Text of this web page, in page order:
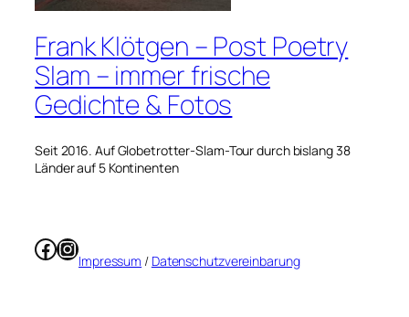
Frank Klötgen – Post Poetry
Slam – immer frische
Gedichte & Fotos
Seit 2016. Auf Globetrotter-Slam-Tour durch bislang 38
Länder auf 5 Kontinenten
Facebook
Instagram
Impressum / Datenschutzvereinbarung